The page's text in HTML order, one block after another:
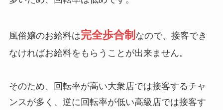
風俗嬢のお給料は完全歩合制 なので、接客でき
なければお給料をもらうことが出来ません。
そのため、回転率が高い大衆店では接客するチャ
ンスが多く、逆に回転率が低い高級店では接客す